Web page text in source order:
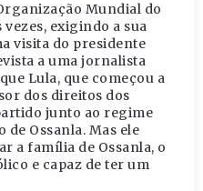
Mundial do
exigindo a sua
visita do presidente
a uma jornalista
Lula, que começou a
dos direitos dos
junto ao regime
Ossanla. Mas ele
a família de Ossanla, o
e capaz de ter um